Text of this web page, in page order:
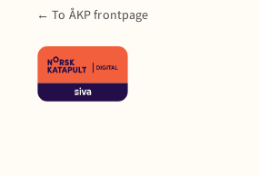
← To ÅKP frontpage